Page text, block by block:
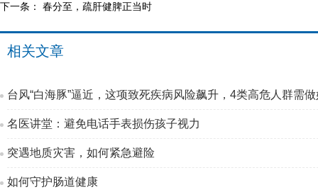
下一条： 春分至，疏肝健脾正当时
相关文章
台风“白海豚”逼近，这项致死疾病风险飙升，4类高危人群需
名医讲堂：避免电话手表损伤孩子视力
突遇地质灾害，如何紧急避险
如何守护肠道健康